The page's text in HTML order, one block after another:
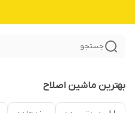
جستجو
بهترین ماشین اصلاح